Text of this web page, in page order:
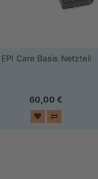
EPI Care Basis Netzteil
60,00 €